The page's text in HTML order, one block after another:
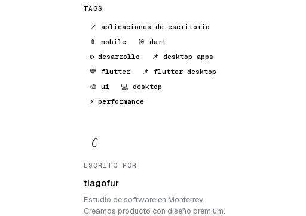
TAGS
📌 aplicaciones de escritorio
📱 mobile
🎯 dart
⚙️ desarrollo
📌 desktop apps
💙 flutter
📌 flutter desktop
🎨 ui
💻 desktop
⚡ performance
C
ESCRITO POR
tiagofur
Estudio de software en Monterrey.
Creamos producto con diseño premium.